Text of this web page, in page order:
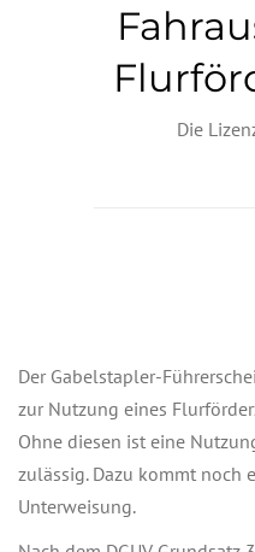
Die
Der Gabelstapler-
zur Nutzung eines
Ohne diesen ist eine
zulässig. Dazu kommt noch
Unterweisung.